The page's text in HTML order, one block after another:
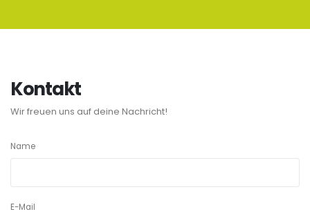
Kontakt
Wir freuen uns auf deine Nachricht!
Name
E-Mail